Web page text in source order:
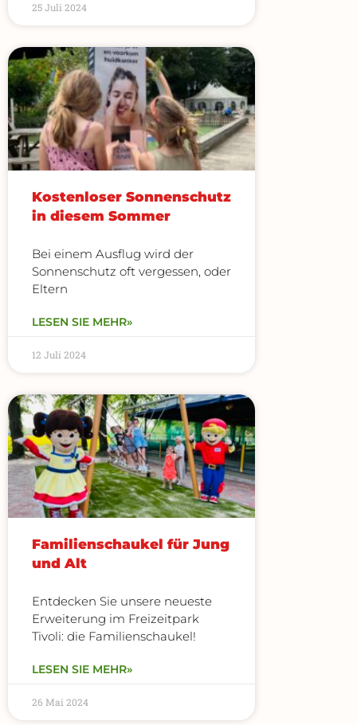
25 Juli 2024
Kostenloser Sonnenschutz
in diesem Sommer
Bei einem Ausflug wird der
Sonnenschutz oft vergessen, oder
Eltern
LESEN SIE MEHR»
12 Juli 2024
Familienschaukel für Jung
und Alt
Entdecken Sie unsere neueste
Erweiterung im Freizeitpark
Tivoli: die Familienschaukel!
LESEN SIE MEHR»
26 Mai 2024